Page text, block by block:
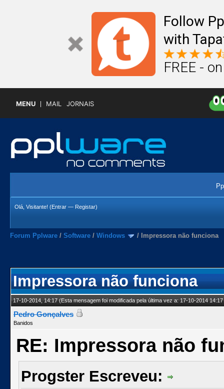
Follow
with
FREE -
MENU MAIL JORNAIS
Olá, Visitante! (Entrar — Registar)
Forum Pplware / Software / Windows / Impressora não funciona
Impressora não funciona
17-10-2014, 14:17(Esta mensagem foi modificada pela última vez a: 17-10-2014
Pedro Gonçalves
Banidos
RE: Impressora não
Progster Escreveu: